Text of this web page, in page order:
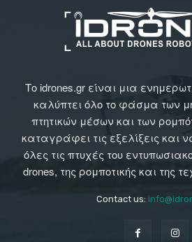
Το idrones.gr είναι μια
καλύπτει όλο το φάσμα των
πτητικών μέσων και των
καταγράφει τις εξελίξεις και
όλες τις πτυχές του
drones, της ρομποτικής και της
Contact us: